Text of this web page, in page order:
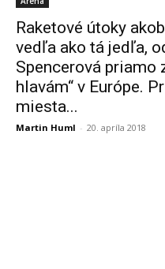
Raketové útoky
vedľa ako tá jedľa,
Spencerová priamo
hlavám“ v Európe.
miesta...
Martin Huml - 20. apríla 2018